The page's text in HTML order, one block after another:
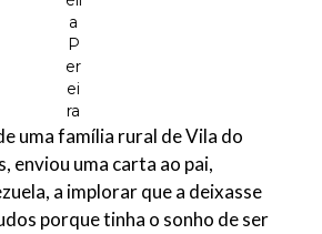
a
P
er
ei
ra
uma família rural de Vila do
enviou uma carta ao pai,
a implorar que a deixasse
porque tinha o sonho de ser